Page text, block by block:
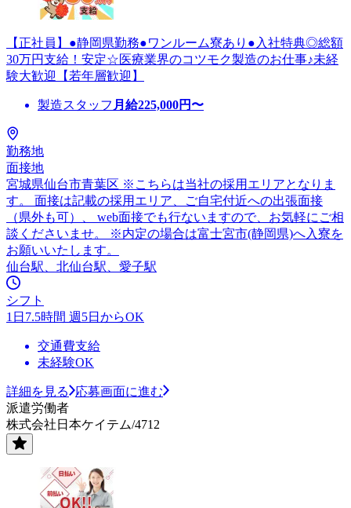
【正社員】●静岡県勤務●ワンルーム寮あり●入社特典◎総額
30万円支給！安定☆医療業界のコツモク製造のお仕事♪未経
験大歓迎【若年層歓迎】
製造スタッフ 月給225,000円〜
勤務地
面接地
宮城県仙台市青葉区 ※こちらは当社の採用エリアとなりま
す。 面接は記載の採用エリア、ご自宅付近への出張面接
（県外も可）、 web面接でも行ないますので、お気軽にご相
談くださいませ。 ※内定の場合は富士宮市(静岡県)へ入寮を
お願いいたします。
仙台駅、北仙台駅、愛子駅
シフト
1日7.5時間 週5日からOK
交通費支給
未経験OK
詳細を見る
応募画面に進む
派遣労働者
株式会社日本ケイテム/4712